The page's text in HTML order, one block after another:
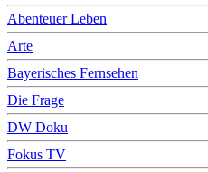
Abenteuer Leben
Arte
Bayerisches Fernsehen
Die Frage
DW Doku
Fokus TV